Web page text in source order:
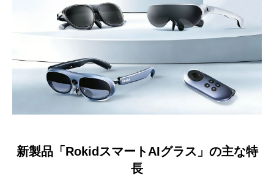
新製品「RokidスマートAIグラス」の主な特
長